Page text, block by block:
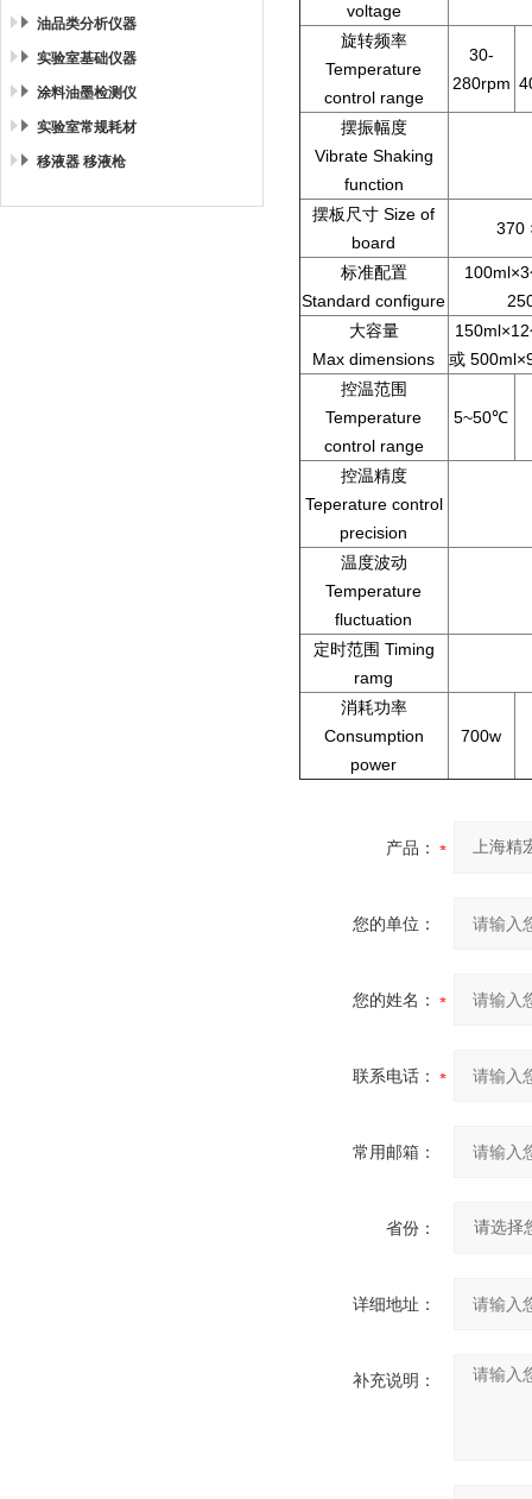
油品类分析仪器
实验室基础仪器
涂料油墨检测仪
实验室常规耗材
移液器 移液枪
voltage
旋转频率
Temperature
control range
30-
280rpm
摆振幅度
Vibrate Shaking
function
摆板尺寸 Size of
board
370
标准配置
Standard configure
大容量
Max dimensions
或
控温范围
Temperature
control range
5~50℃
控温精度
Teperature control
precision
温度波动
Temperature
fluctuation
定时范围 Timing
ramg
消耗功率
Consumption
power
700w
产品：
您的单位：
您的姓名：
联系电话：
常用邮箱：
省份：
详细地址：
补充说明：